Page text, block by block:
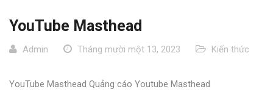
YouTube Masthead
Admin Tháng mười một 13, 2023 Kiến thức
YouTube Masthead Quảng cáo Youtube Masthead